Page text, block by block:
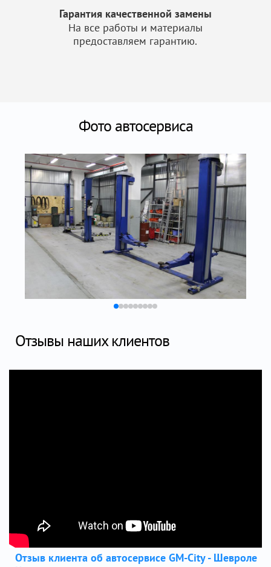
Гарантия качественной замены
На все работы и материалы
предоставляем гарантию.
Фото автосервиса
Отзывы наших клиентов
Отзыв клиента об автосервисе GM-City - Шевроле